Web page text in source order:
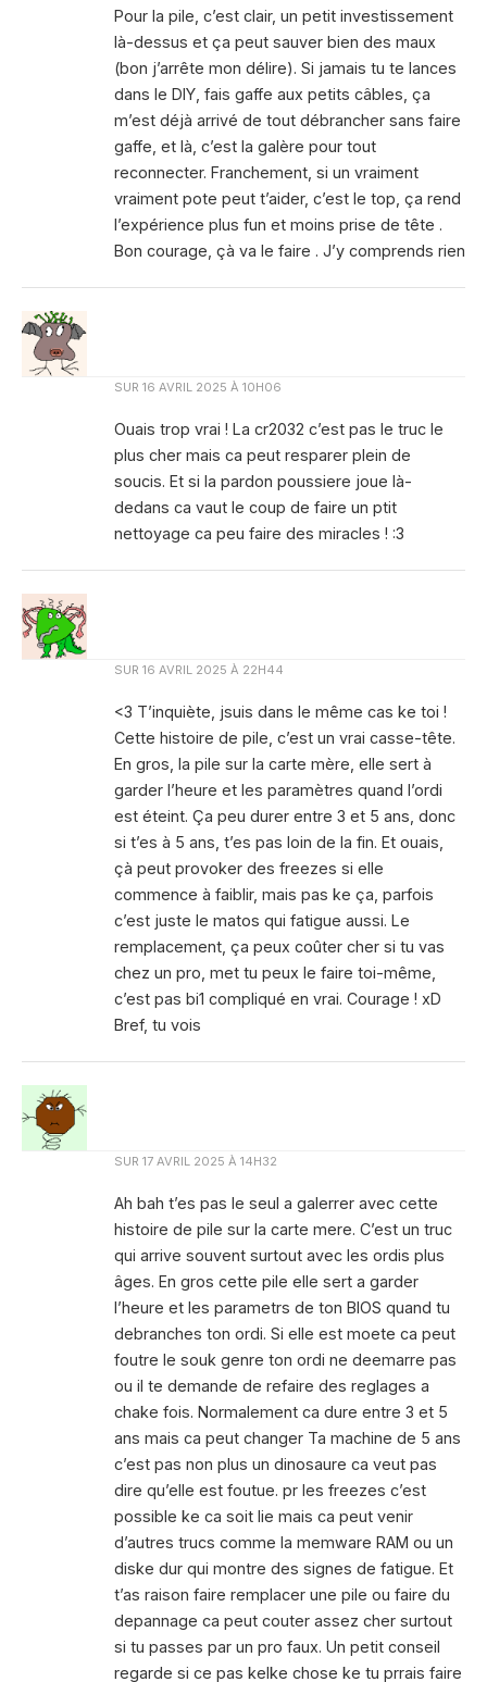
Pour la pile, c’est clair, un petit investissement
là-dessus et ça peut sauver bien des maux
(bon j’arrête mon délire). Si jamais tu te lances
dans le DIY, fais gaffe aux petits câbles, ça
m’est déjà arrivé de tout débrancher sans faire
gaffe, et là, c’est la galère pour tout
reconnecter. Franchement, si un vraiment
vraiment pote peut t’aider, c’est le top, ça rend
l’expérience plus fun et moins prise de tête .
Bon courage, çà va le faire . J’y comprends rien
SUR 16 AVRIL 2025 À 10H06
Ouais trop vrai ! La cr2032 c’est pas le truc le
plus cher mais ca peut resparer plein de
soucis. Et si la pardon poussiere joue là-
dedans ca vaut le coup de faire un ptit
nettoyage ca peu faire des miracles ! :3
SUR 16 AVRIL 2025 À 22H44
<3 T’inquiète, jsuis dans le même cas ke toi !
Cette histoire de pile, c’est un vrai casse-tête.
En gros, la pile sur la carte mère, elle sert à
garder l’heure et les paramètres quand l’ordi
est éteint. Ça peu durer entre 3 et 5 ans, donc
si t’es à 5 ans, t’es pas loin de la fin. Et ouais,
çà peut provoker des freezes si elle
commence à faiblir, mais pas ke ça, parfois
c’est juste le matos qui fatigue aussi. Le
remplacement, ça peux coûter cher si tu vas
chez un pro, met tu peux le faire toi-même,
c’est pas bi1 compliqué en vrai. Courage ! xD
Bref, tu vois
SUR 17 AVRIL 2025 À 14H32
Ah bah t’es pas le seul a galerrer avec cette
histoire de pile sur la carte mere. C’est un truc
qui arrive souvent surtout avec les ordis plus
âges. En gros cette pile elle sert a garder
l’heure et les parametrs de ton BIOS quand tu
debranches ton ordi. Si elle est moete ca peut
foutre le souk genre ton ordi ne deemarre pas
ou il te demande de refaire des reglages a
chake fois. Normalement ca dure entre 3 et 5
ans mais ca peut changer Ta machine de 5 ans
c’est pas non plus un dinosaure ca veut pas
dire qu’elle est foutue. pr les freezes c’est
possible ke ca soit lie mais ca peut venir
d’autres trucs comme la memware RAM ou un
diske dur qui montre des signes de fatigue. Et
t’as raison faire remplacer une pile ou faire du
depannage ca peut couter assez cher surtout
si tu passes par un pro faux. Un petit conseil
regarde si ce pas kelke chose ke tu prrais faire